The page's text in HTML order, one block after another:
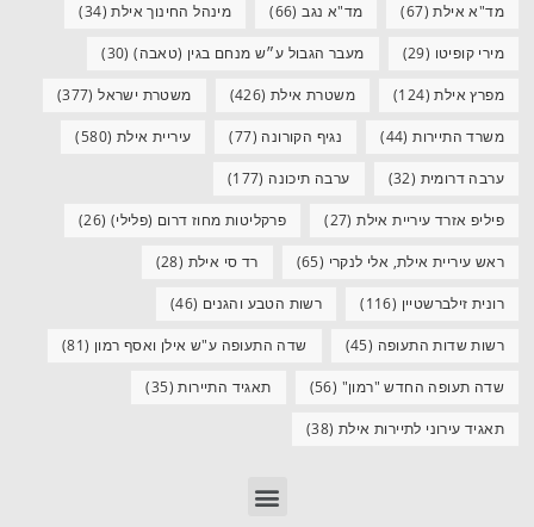
מד"א אילת(67) מד"א נגב(66) מינהל החינוך אילת(34)
מירי קופיטו (29) מעבר הגבול ע״ש מנחם בגין (טאבה)(30)
מפרץ אילת(124) משטרת אילת (426) משטרת ישראל(377)
משרד התיירות(44) נגיף הקורונה (77) עיריית אילת (580)
ערבה דרומית (32) ערבה תיכונה (177)
פיליפ אזרד עיריית אילת(27) פרקליטות מחוז דרום (פלילי) (26)
ראש עיריית אילת, אלי לנקרי (65) רד סי אילת (28)
רונית זילברשטיין (116) רשות הטבע והגנים (46)
רשות שדות התעופה (45) שדה התעופה ע"ש אילן ואסף רמון (81)
שדה תעופה החדש "רמון" (56) תאגיד התיירות(35)
תאגיד עירוני לתיירות אילת (38)